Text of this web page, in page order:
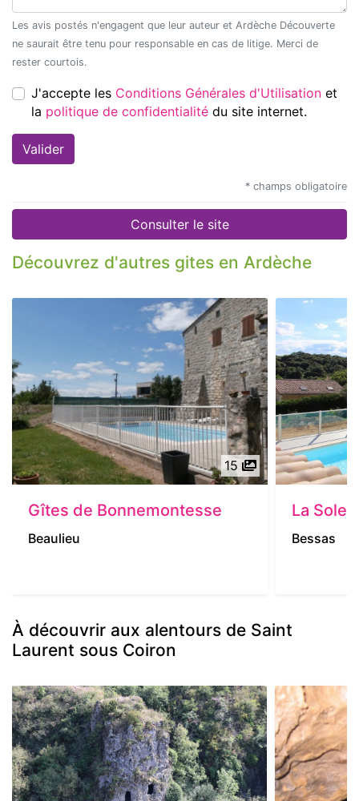
Les avis postés n'engagent que leur auteur et Ardèche Découverte
ne saurait être tenu pour responsable en cas de litige. Merci de
rester courtois.
J'accepte les Conditions Générales d'Utilisation et
la
politique de confidentialité du site internet.
* champs obligatoire
Consulter le site
Découvrez d'autres gites en Ardèche
15
Gîtes de Bonnemontesse
Beaulieu
La
Bessas
À découvrir aux alentours de Saint
Laurent sous Coiron